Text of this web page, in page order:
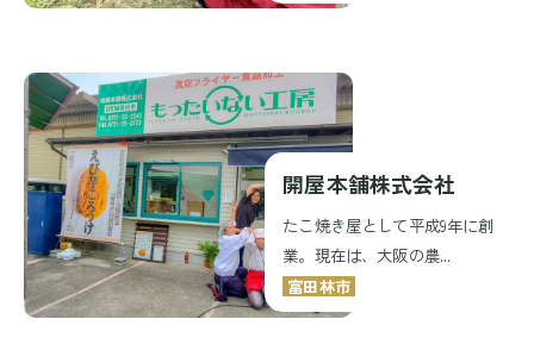
開屋本舗株式会社
たこ焼き屋として平成9年に創
業。現在は、大阪の農...
富田林市